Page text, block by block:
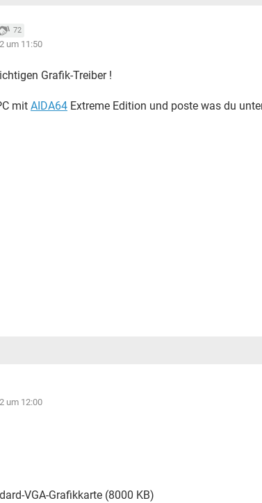
72
um 11:50
Grafik-Treiber !
mit AIDA64 Extreme Edition und poste was du
um 12:00
VGA-Grafikkarte (8000 KB)